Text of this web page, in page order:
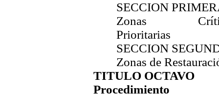
SECCION
Zonas
Prioritarias
SECCION
Zonas de
TITULO OCTAVO
Procedimiento